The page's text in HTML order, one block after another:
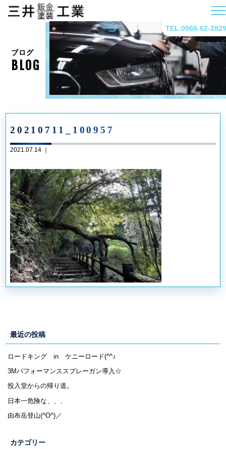
TEL.0966-62-2829
ブログ
BLOG
20210711_100957
2021.07.14 ｜
最近の投稿
ロードキング in ケニーロード(^^♪
3Mパフォーマンススプレーガン導入☆
投入堂からの帰り道。
日本一危険な、、、
由布岳登山(^O^)／
カテゴリー